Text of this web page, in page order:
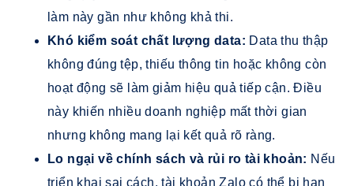
làm này gần như không khả thi.
Khó kiểm soát chất lượng data: Data thu thập
không đúng tệp, thiếu thông tin hoặc không còn
hoạt động sẽ làm giảm hiệu quả tiếp cận. Điều
này khiến nhiều doanh nghiệp mất thời gian
nhưng không mang lại kết quả rõ ràng.
Lo ngại về chính sách và rủi ro tài khoản: Nếu
triển khai sai cách, tài khoản Zalo có thể bị hạn